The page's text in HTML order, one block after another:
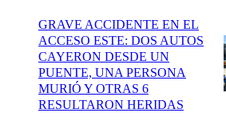
GRAVE ACCIDENTE EN EL
ACCESO ESTE: DOS AUTOS
CAYERON DESDE UN
PUENTE, UNA PERSONA
MURIÓ Y OTRAS 6
RESULTARON HERIDAS